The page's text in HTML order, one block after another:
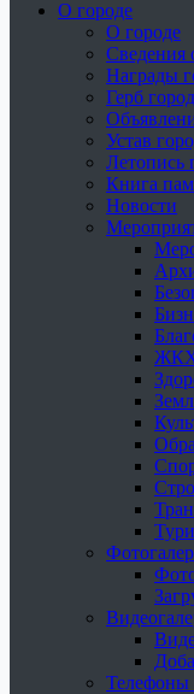
О городе
О городе
Сведения
Награды
Герб
Устав
Летопись
Книга
Новости
Телефоны